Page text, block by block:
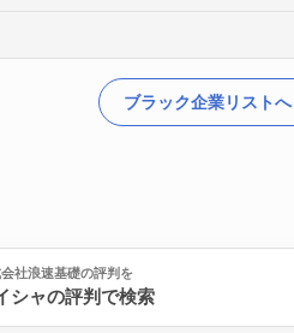
ブラック企業リストへ
社浪速基礎の評判を
シャの評判で検索